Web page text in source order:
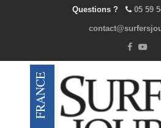
Questions ? 05 59